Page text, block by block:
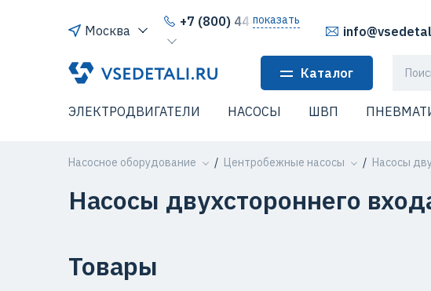
Москва
+7 (800) 444-64-80
показать
Каталог
ЭЛЕКТРОДВИГАТЕЛИ НАСОСЫ ШВП
Насосное оборудование Центробежные насосы Насосы
Насосы двухстороннего
Товары